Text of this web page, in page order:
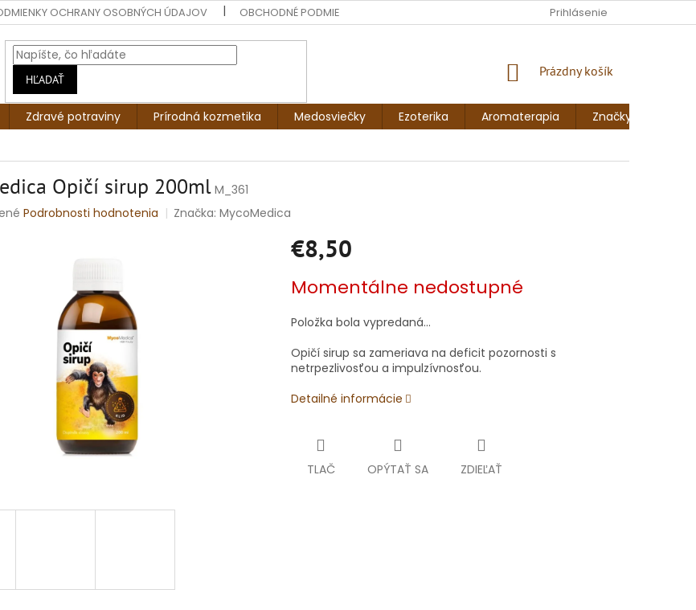
OCHRANY OSOBNÝCH ÚDAJOV OBCHODNÉ PODMIENKY FORMULÁR NA ODSTÚPENIE OD ZMLUVY
Prihlásenie
HĽADAŤ
NÁKUPNÝ
Prázdny košík
Zdravé potraviny Prírodná kozmetika Medosviečky Ezoterika Aromaterapia Značky
Opičí sirup 200ml M_361
Podrobnosti hodnotenia Značka:MycoMedica
€8,50
cena:
Momentálne nedostupné
Položka bola vypredaná…
Opičí sirup sa zameriava na deficit pozornosti s
netrpezlivosťou a impulzívnosťou.
Detailné informácie
TLAČ OPÝTAŤ SA ZDIEĽAŤ